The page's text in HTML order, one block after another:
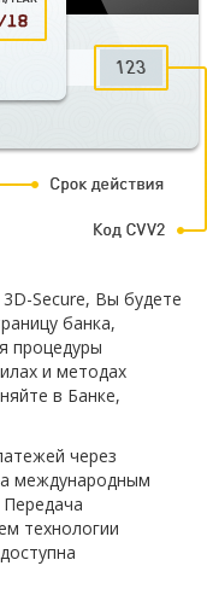
Secure, Вы будете
банка,
процедуры
и методах
в Банке,
через
международным
технологии